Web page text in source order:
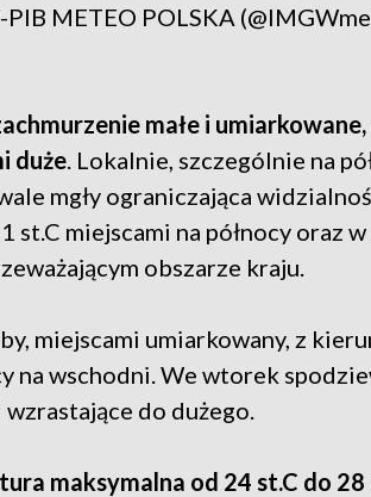
METEO POLSKA
małe i
duże . Lokalnie, szczególnie na
mgły ograniczająca
st.C miejscami na północy oraz
obszarze kraju.
miejscami umiarkowany, z
na wschodni. We wtorek
do dużego.
maksymalna od 24 st.C do